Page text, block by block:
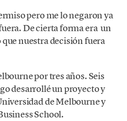
pero me lo negaron ya
De cierta forma era un
nuestra decisión fuera
por tres años. Seis
desarrollé un proyecto y
de Melbourne y
School.